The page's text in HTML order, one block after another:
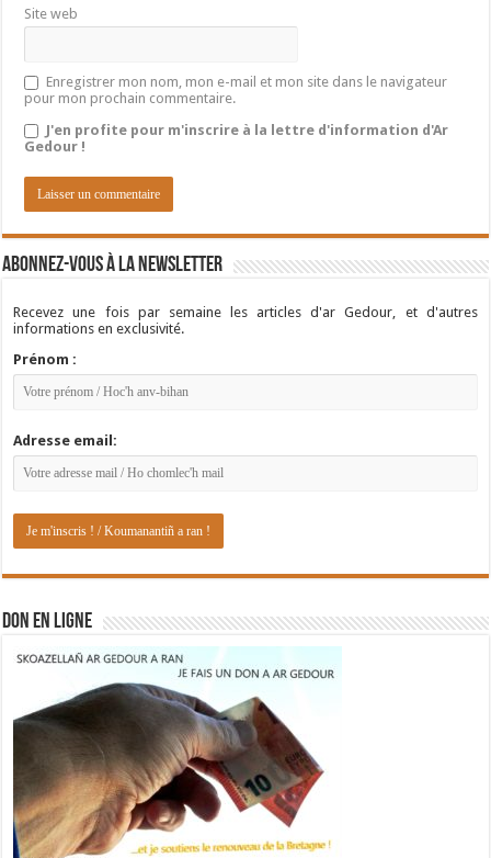
Site web
Enregistrer mon nom, mon e-mail et mon site dans le navigateur
pour mon prochain commentaire.
J'en profite pour m'inscrire à la lettre d'information d'Ar
Gedour !
Abonnez-vous à la newsletter
Recevez une fois par semaine les articles d'ar Gedour, et d'autres
informations en exclusivité.
Prénom :
Adresse email:
DON EN LIGNE